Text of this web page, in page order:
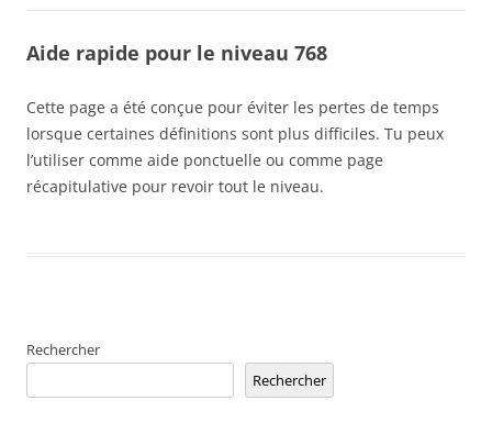
Aide rapide pour le niveau 768
Cette page a été conçue pour éviter les pertes de temps
lorsque certaines définitions sont plus difficiles. Tu peux
l’utiliser comme aide ponctuelle ou comme page
récapitulative pour revoir tout le niveau.
Rechercher
Rechercher